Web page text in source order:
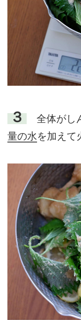
３ 全体がし
量の水を加えて